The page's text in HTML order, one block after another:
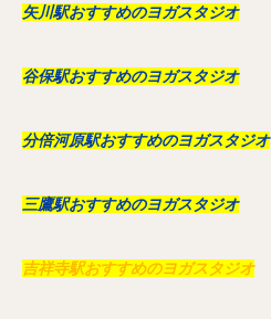
矢川駅おすすめのヨガスタジオ
谷保駅おすすめのヨガスタジオ
分倍河原駅おすすめのヨガスタジオ
三鷹駅おすすめのヨガスタジオ
吉祥寺駅おすすめのヨガスタジオ